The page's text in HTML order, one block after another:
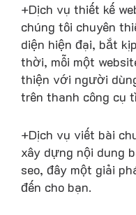
+Dịch vụ thiết kế
chúng tôi chuyên
diện hiện đại, bắt
thời, mỗi một
thiện với người
trên thanh công cụ
+Dịch vụ viết bài
xây dựng nội dung
seo, đây một giải
đến cho bạn.